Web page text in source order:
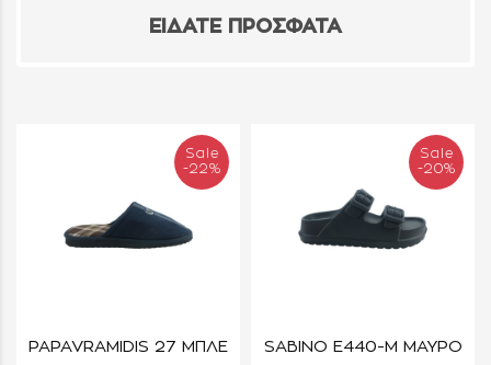
ΕΙΔΑΤΕ ΠΡΟΣΦΑΤΑ
Sale
-22%
PAPAVRAMIDIS 27 ΜΠΛΕ
Sale
-20%
SABINO E440-M ΜΑΥΡΟ